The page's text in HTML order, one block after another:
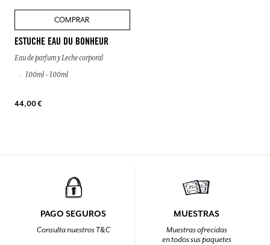
COMPRAR
ESTUCHE EAU DU BONHEUR
Eau de parfum y Leche corporal
100ml - 100ml
44,00 €
PAGO SEGUROS
Consulta nuestros T&C
MUESTRAS
Muestras ofrecidas
en todos sus paquetes